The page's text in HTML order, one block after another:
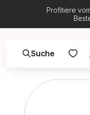
Profitiere
Suche